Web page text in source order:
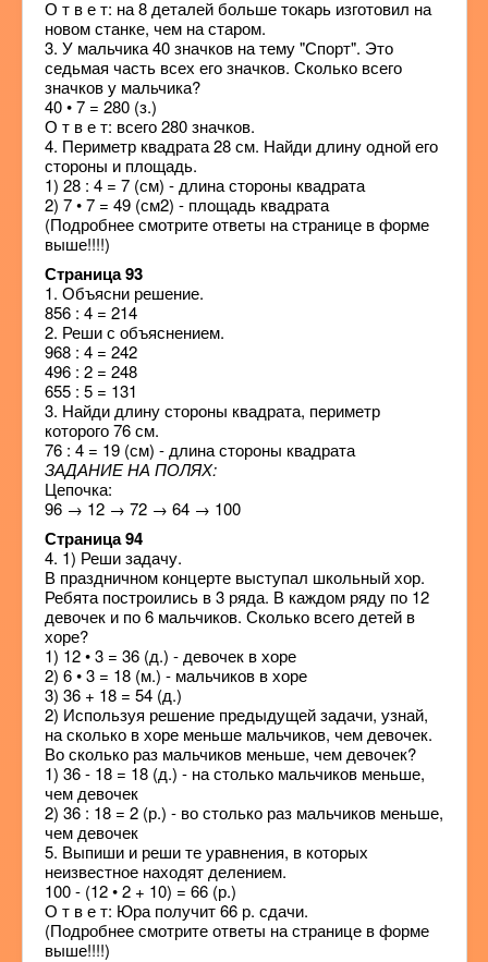
О т в е т: на 8 деталей больше токарь изготовил на
новом станке, чем на старом.
3. У мальчика 40 значков на тему "Спорт". Это
седьмая часть всех его значков. Сколько всего
значков у мальчика?
40 • 7 = 280 (з.)
О т в е т: всего 280 значков.
4. Периметр квадрата 28 см. Найди длину одной его
стороны и площадь.
1) 28 : 4 = 7 (см) - длина стороны квадрата
2) 7 • 7 = 49 (см2) - площадь квадрата
(Подробнее смотрите ответы на странице в форме
выше!!!!)
Страница 93
1. Объясни решение.
856 : 4 = 214
2. Реши с объяснением.
968 : 4 = 242
496 : 2 = 248
655 : 5 = 131
3. Найди длину стороны квадрата, периметр
которого 76 см.
76 : 4 = 19 (см) - длина стороны квадрата
ЗАДАНИЕ НА ПОЛЯХ:
Цепочка:
96 → 12 → 72 → 64 → 100
Страница 94
4. 1) Реши задачу.
В праздничном концерте выступал школьный хор.
Ребята построились в 3 ряда. В каждом ряду по 12
девочек и по 6 мальчиков. Сколько всего детей в
хоре?
1) 12 • 3 = 36 (д.) - девочек в хоре
2) 6 • 3 = 18 (м.) - мальчиков в хоре
3) 36 + 18 = 54 (д.)
2) Используя решение предыдущей задачи, узнай,
на сколько в хоре меньше мальчиков, чем девочек.
Во сколько раз мальчиков меньше, чем девочек?
1) 36 - 18 = 18 (д.) - на столько мальчиков меньше,
чем девочек
2) 36 : 18 = 2 (р.) - во столько раз мальчиков меньше,
чем девочек
5. Выпиши и реши те уравнения, в которых
неизвестное находят делением.
100 - (12 • 2 + 10) = 66 (р.)
О т в е т: Юра получит 66 р. сдачи.
(Подробнее смотрите ответы на странице в форме
выше!!!!)